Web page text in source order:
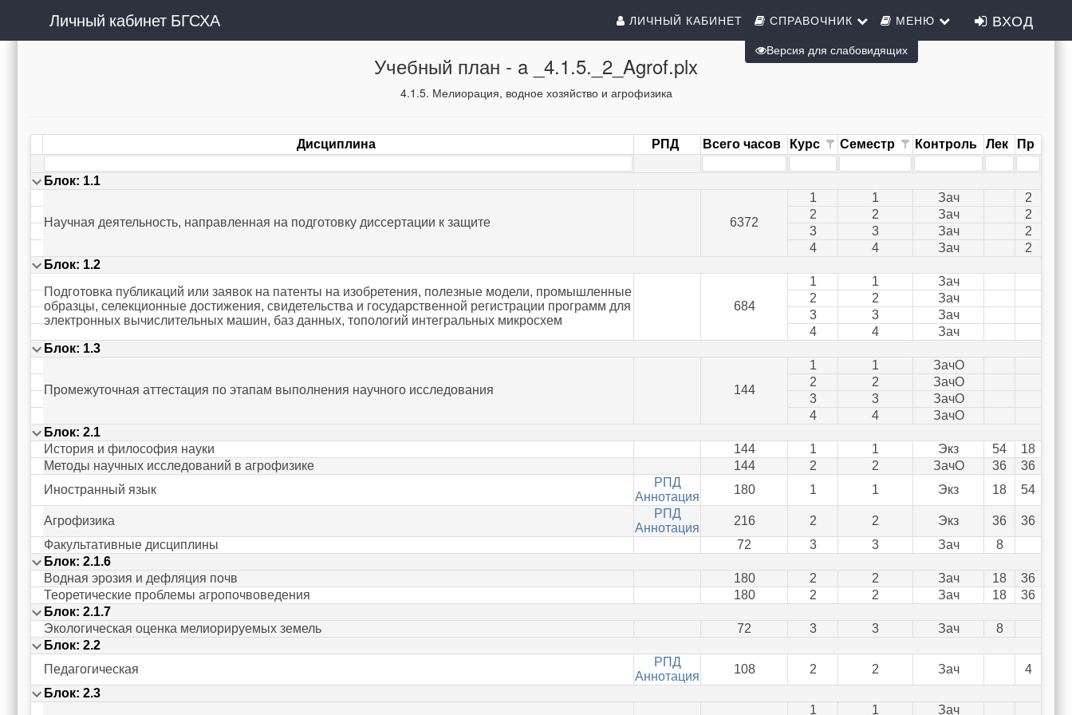
Личный кабинет БГСХА ЛИЧНЫЙ КАБИНЕТ СПРАВОЧНИК МЕНЮ ВХОД
Учебный план - a _4.1.5._2_Agrof.plx
4.1.5. Мелиорация, водное хозяйство и агрофизика
Дисциплина РПД Всего часов Курс Семестр Контроль Лек Пр
Блок: 1.1
Научная деятельность, направленная на подготовку диссертации к защите 6372
1 1 Зач
2
2
2 Зач
2
3
3 Зач
2
4
4 Зач
2
Блок: 1.2
Подготовка публикаций или заявок на патенты на изобретения, полезные модели, промышленные
образцы, селекционные достижения, свидетельства и государственной регистрации программ для
электронных вычислительных машин, баз данных, топологий интегральных микросхем
684
1 1
Зач
2
2
Зач
3
3
Зач
4
4
Зач
Блок: 1.3
Промежуточная аттестация по этапам выполнения научного исследования 144
1 1
ЗачО
2
2
ЗачО
3
3
ЗачО
4
4
ЗачО
Блок: 2.1
История и философия науки
144 1 1 Экз 54
18
Методы научных исследований в агрофизике
144 2 2 ЗачО 36
36
Иностранный язык
РПД
Аннотация
180 1 1 Экз 18 54
Агрофизика
РПД
Аннотация
216 2 2 Экз 36
36
Факультативные дисциплины
72 3 3 Зач
8
Блок: 2.1.6
Водная эрозия и дефляция почв
180 2 2 Зач 18
36
Теоретические проблемы агропочвоведения
180 2 2 Зач 18
36
Блок: 2.1.7
Экологическая оценка мелиорируемых земель
72 3 3 Зач
8
Блок: 2.2
Педагогическая
РПД
Аннотация
108 2 2 Зач
4
Блок: 2.3
1
1 Зач
Версия для слабовидящих